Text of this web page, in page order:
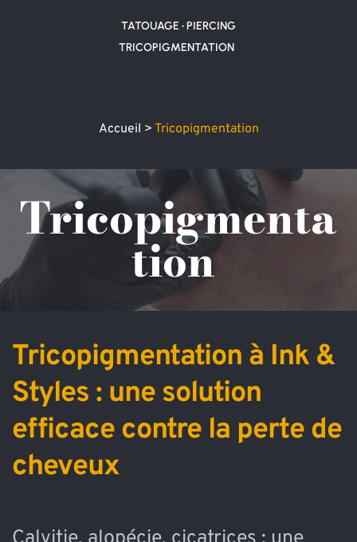
TATOUAGE • PIERCING
TRICOPIGMENTATION
Accueil > Tricopigmentation
Tricopigmenta
tion
Tricopigmentation à Ink &
Styles : une solution
efficace contre la perte de
cheveux